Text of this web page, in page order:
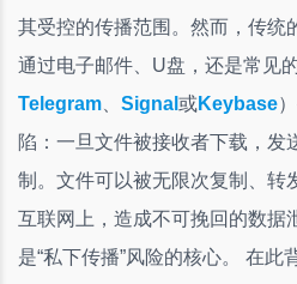
其受控的传播范围。然而，传
通过电子邮件、U盘，还是常见
Telegram
Signal 或Keybase
陷：一旦文件被接收者下载，发
制。文件可以被无限次复制、转
互联网上，造成不可挽回的数据
是“私下传播”风险的核心。 在此